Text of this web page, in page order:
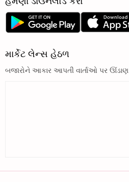
માર્કેટ લેન્સ હેઠળ
બજારોને આકાર આપતી વાર્તાઓ પર ઊંડાણ